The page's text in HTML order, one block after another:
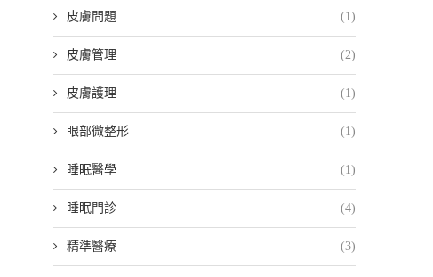
皮膚問題 (1)
皮膚管理 (2)
皮膚護理 (1)
眼部微整形 (1)
睡眠醫學 (1)
睡眠門診 (4)
精準醫療 (3)